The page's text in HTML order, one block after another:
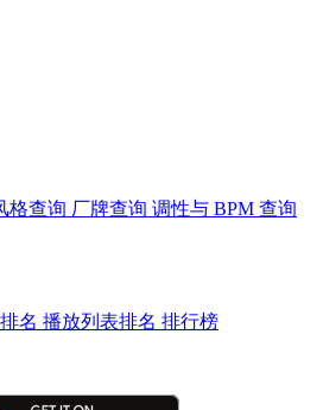
格查询 厂牌查询 调性与 BPM 查询
名 播放列表排名 排行榜